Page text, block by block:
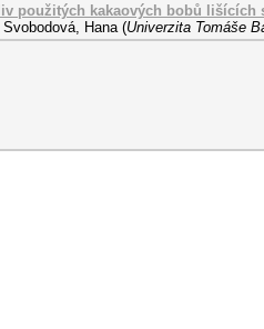
použitých kakaových bobů lišících
Svobodová, Hana (Univerzita Tomáše